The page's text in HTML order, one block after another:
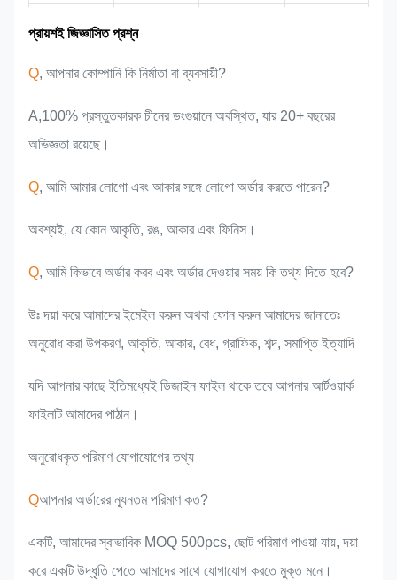
শিল্প অভিজ্ঞতা বাজার এলাকা
প্রায়শই জিজ্ঞাসিত প্রশ্ন
Q, আপনার কোম্পানি কি নির্মাতা বা ব্যবসায়ী?
A,100% প্রস্তুতকারক চীনের ডংগুয়ানে অবস্থিত, যার 20+ বছরের
অভিজ্ঞতা রয়েছে।
Q, আমি আমার লোগো এবং আকার সঙ্গে লোগো অর্ডার করতে পারেন?
অবশ্যই, যে কোন আকৃতি, রঙ, আকার এবং ফিনিস।
Q, আমি কিভাবে অর্ডার করব এবং অর্ডার দেওয়ার সময় কি তথ্য দিতে হবে?
উঃ দয়া করে আমাদের ইমেইল করুন অথবা ফোন করুন আমাদের জানাতেঃ
অনুরোধ করা উপকরণ, আকৃতি, আকার, বেধ, গ্রাফিক, শব্দ, সমাপ্তি ইত্যাদি
যদি আপনার কাছে ইতিমধ্যেই ডিজাইন ফাইল থাকে তবে আপনার আর্টওয়ার্ক
ফাইলটি আমাদের পাঠান।
অনুরোধকৃত পরিমাণ যোগাযোগের তথ্য
Qআপনার অর্ডারের ন্যূনতম পরিমাণ কত?
একটি, আমাদের স্বাভাবিক MOQ 500pcs, ছোট পরিমাণ পাওয়া যায়, দয়া
করে একটি উদ্ধৃতি পেতে আমাদের সাথে যোগাযোগ করতে মুক্ত মনে।